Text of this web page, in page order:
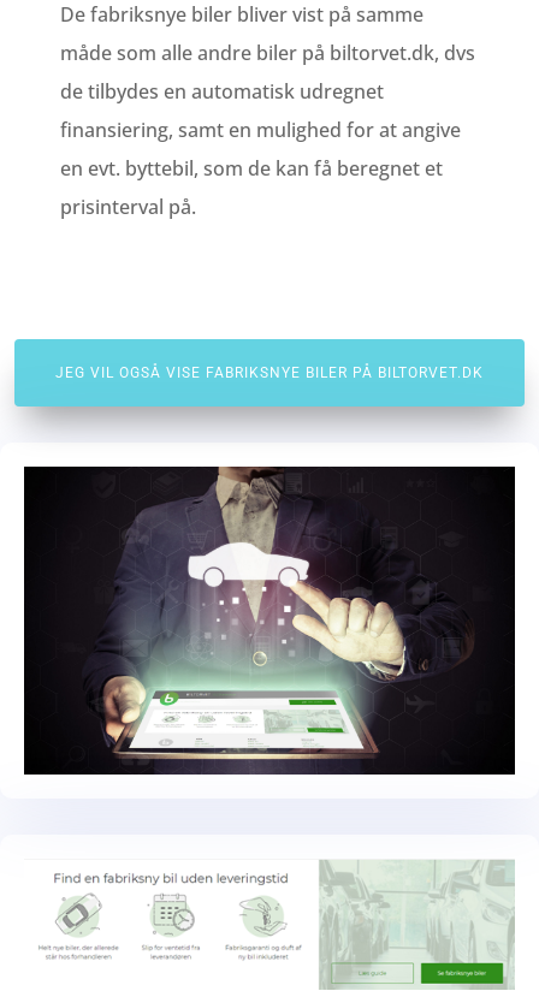
De fabriksnye biler bliver vist på samme
måde som alle andre biler på biltorvet.dk, dvs
de tilbydes en automatisk udregnet
finansiering, samt en mulighed for at angive
en evt. byttebil, som de kan få beregnet et
prisinterval på.
JEG VIL OGSÅ VISE FABRIKSNYE BILER PÅ BILTORVET.DK